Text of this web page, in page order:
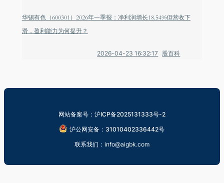
华锡有色（600301）2026年一季报：净利润增长18.54%但营收下
滑，盈利能力为何提升？
2026-04-23 16:32:17 股百科
网站备案号：沪ICP备2025131333号-2
沪公网安备：31010402336442号
联系我们：info@aigbk.com